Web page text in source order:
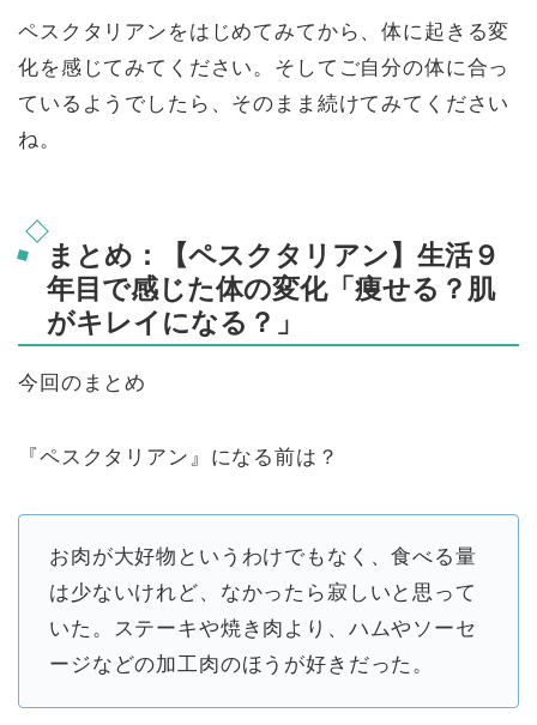
ペスクタリアンをはじめてみてから、体に起きる変
化を感じてみてください。そしてご自分の体に合っ
ているようでしたら、そのまま続けてみてください
ね。
まとめ：【ペスクタリアン】生活９
年目で感じた体の変化「痩せる？肌
がキレイになる？」
今回のまとめ
『ペスクタリアン』になる前は？
お肉が大好物というわけでもなく、食べる量
は少ないけれど、なかったら寂しいと思って
いた。ステーキや焼き肉より、ハムやソーセ
ージなどの加工肉のほうが好きだった。